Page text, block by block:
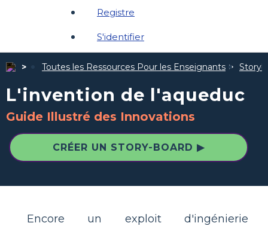
Registre
S'identifier
Toutes les Ressources Pour les Enseignants
L'invention de l'aqueduc
Guide Illustré des Innovations
CRÉER UN STORY-BOARD ▶
Encore un exploit d'ingénierie